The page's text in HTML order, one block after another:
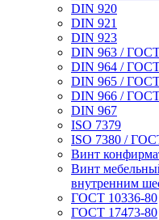
DIN 920
DIN 921
DIN 923
DIN 963 /
DIN 964 /
DIN 965 /
DIN 966 /
DIN 967
ISO 7379
ISO 7380 /
Винт
Винт
внутренним
ГОСТ 10336-80
ГОСТ 17473-80